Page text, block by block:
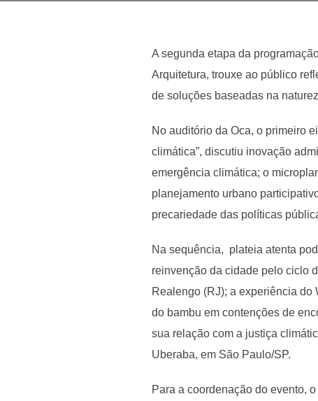
A segunda etapa da
Arquitetura, trouxe ao público
de soluções baseadas na
No auditório da Oca, o primeiro
climática”, discutiu inovação
emergência climática; o
planejamento urbano
precariedade das políticas
Na sequência, plateia atenta
reinvenção da cidade pelo ciclo
Realengo (RJ); a experiência
do bambu em contenções de
sua relação com a justiça
Uberaba, em São Paulo/SP.
Para a coordenação do evento,